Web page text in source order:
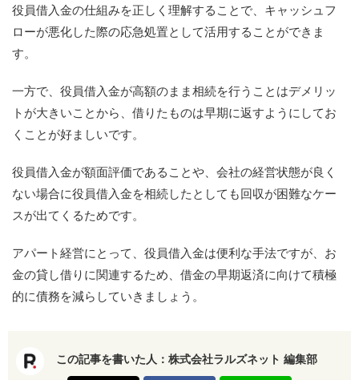
役員借入金の仕組みを正しく理解することで、キャッシュフ
ローが悪化した際の応急処置として活用することができま
す。
一方で、役員借入金が高額のまま相続を行うことはデメリッ
トが大きいことから、借りたものは早期に返すようにしてお
くことが好ましいです。
役員借入金が額面評価であることや、会社の経営状態が良く
ない場合に役員借入金を相続したとしても回収が困難なケー
スが出てくるためです。
アパート経営にとって、役員借入金は便利な手法ですが、お
金の貸し借りに関連するため、借金の早期返済に向けて積極
的に債務を減らしていきましょう。
この記事を書いた人： 株式会社ラルズネット 編集部